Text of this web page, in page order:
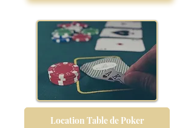
Location Table de Poker